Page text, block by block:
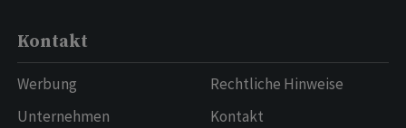
Kontakt
Werbung
Unternehmen
Rechtliche Hinweise
Kontakt